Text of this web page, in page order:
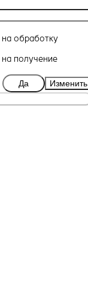
на обработку
на получение
Да Изменить